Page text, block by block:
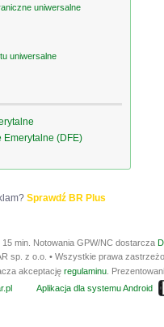
uniwersalne
uniwersalne
Emerytalne (DFE)
Sprawdź BR Plus
min. Notowania GPW/NC dostarcza
sp. z o.o. • Wszystkie prawa
akceptację regulaminu .
Aplikacja dla systemu Android